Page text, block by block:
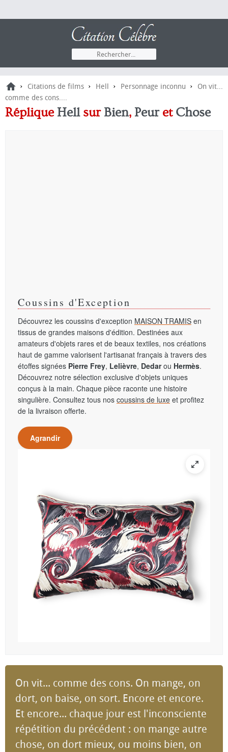
› Citations de films › Hell › Personnage inconnu ›
On vit...
comme des cons....
Réplique Hellsur Bien, Peuret Chose
Coussins d'Exception
Découvrez les coussins d'exception MAISON TRAMIS en
tissus de grandes maisons d'édition. Destinées aux
amateurs d'objets rares et de beaux textiles, nos créations
haut de gamme valorisent l'artisanat français à travers des
étoffes signées Pierre Frey, Lelièvre, Dedarou Hermès.
Découvrez notre sélection exclusive d'objets uniques
conçus à la main. Chaque pièce raconte une histoire
singulière. Consultez tous nos coussins de luxe et profitez
de la livraison offerte.
Agrandir
On vit... comme des cons. On mange, on
dort, on baise, on sort. Encore et encore.
Et encore... chaque jour est l'inconsciente
répétition du précédent : on mange autre
chose, on dort mieux, ou moins bien, on